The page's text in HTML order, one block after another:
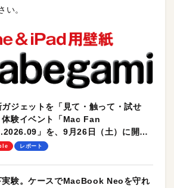
い。
ガジェットを「見て・触って・試せ
体験イベント「Mac Fan
」を、9月26日（土）に開催
す！レポート
実験。ケースでMacBook Neoを守れ